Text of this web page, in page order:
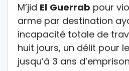
M’jid El Guerrab pour
arme par destination
incapacité totale de
huit jours, un délit pour
jusqu’à 3 ans